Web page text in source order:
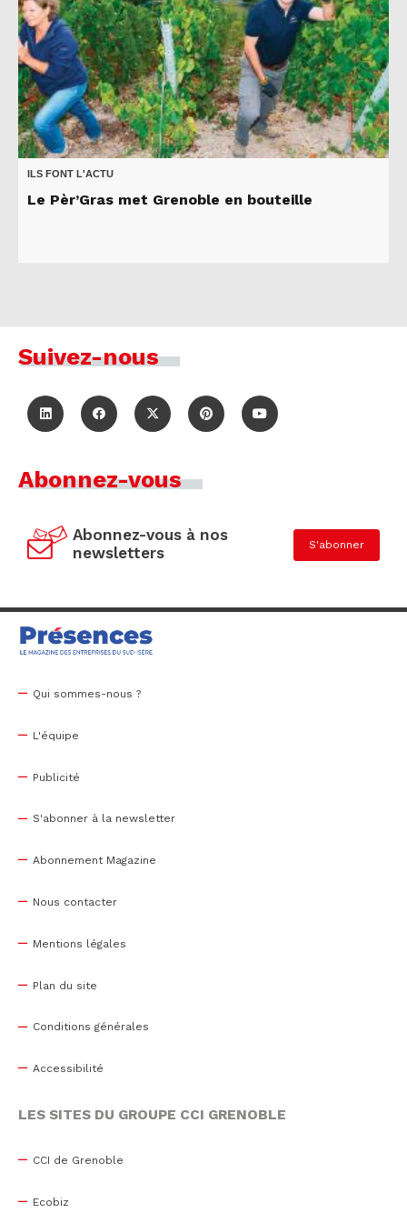
ILS FONT L'ACTU
Le Pèr’Gras met Grenoble en bouteille
Suivez-nous
Abonnez-vous
Abonnez-vous à nos
newsletters
S'abonner
Qui sommes-nous ?
L'équipe
Publicité
S'abonner à la newsletter
Abonnement Magazine
Nous contacter
Mentions légales
Plan du site
Conditions générales
Accessibilité
LES SITES DU GROUPE CCI GRENOBLE
CCI de Grenoble
Ecobiz